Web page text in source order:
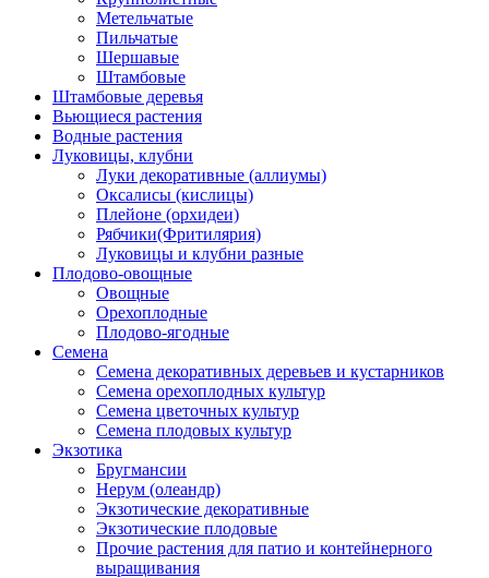
Метельчатые
Пильчатые
Шершавые
Штамбовые
Штамбовые деревья
Вьющиеся растения
Водные растения
Луковицы, клубни
Луки декоративные (аллиумы)
Оксалисы (кислицы)
Плейоне (орхидеи)
Рябчики(Фритилярия)
Луковицы и клубни разные
Плодово-овощные
Овощные
Орехоплодные
Плодово-ягодные
Семена
Семена декоративных деревьев и кустарников
Семена орехоплодных культур
Семена цветочных культур
Семена плодовых культур
Экзотика
Бругмансии
Нерум (олеандр)
Экзотические декоративные
Экзотические плодовые
Прочие растения для патио и контейнерного
выращивания